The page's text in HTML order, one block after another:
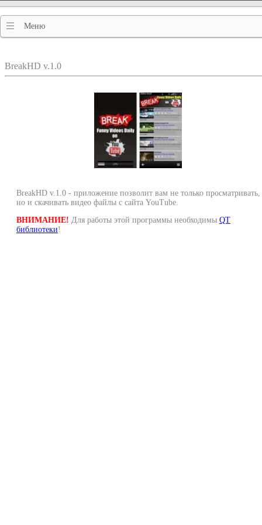
Меню
BreakHD v.1.0
BreakHD v.1.0 - приложение позволит вам не только просматривать,
но и скачивать видео файлы с сайта YouTube.
ВНИМАНИЕ! Для работы этой программы необходимы QT
библиотеки!